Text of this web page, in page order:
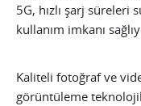
5G, hızlı şarj süreleri
kullanım imkanı
Kaliteli fotoğraf ve
görüntüleme